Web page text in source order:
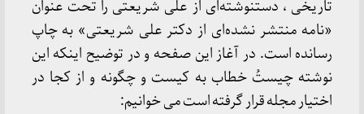
تاریخی ، دستنوشته‌ای از علی شریعتی را تحت عنوان
«نامه منتشر نشده‌ای از دکتر علی شریعتی» به چاپ
رسانده است. در آغاز این صفحه و در توضیح اینکه این
نوشته چیستُ خطاب به کیست و چگونه و از کجا در
اختیار مجله قرار گرفته است می خوانیم: